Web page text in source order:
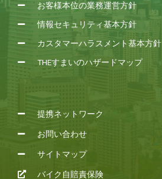
お客様本位の業務運営方針
情報セキュリティ基本方針
カスタマーハラスメント基本方針
THEすまいのハザードマップ
提携ネットワーク
お問い合わせ
サイトマップ
バイク自賠責保険